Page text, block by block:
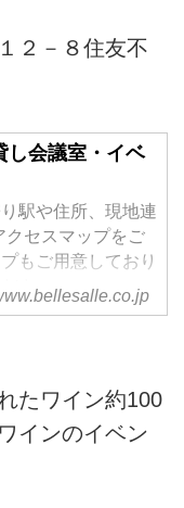
２－８住友不
し会議室・イベ
駅や住所、現地連
セスマップをご
もご用意しており
さい。
たワイン約100
インのイベン